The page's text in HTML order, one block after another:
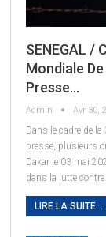
SENEGAL /
Mondiale
Presse…
Admin Avr 30,
Dans le cadre de
presse, plusieurs
Dakar le 03 mai
dans la lutte contre…
LIRE LA SUITE...